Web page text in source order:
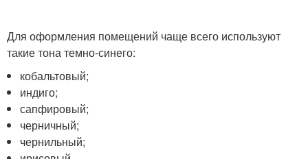
Для оформления помещений чаще всего используют
такие тона темно-синего:
кобальтовый;
индиго;
сапфировый;
черничный;
чернильный;